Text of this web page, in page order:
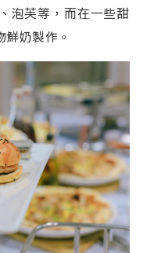
泡芙等，而在一些甜
奶製作。